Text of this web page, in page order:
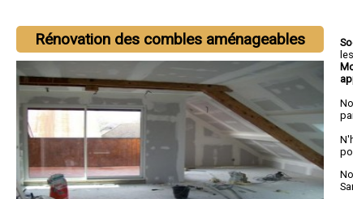
Rénovation des combles aménageables